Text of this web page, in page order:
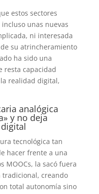
estos sectores
unas nuevas
ni interesada
su atrincheramiento
ha sido una
resta capacidad
realidad digital,
analógica
y no deja
tecnológica tan
hacer frente a una
MOOCs, la sacó fuera
creando
total autonomía sino